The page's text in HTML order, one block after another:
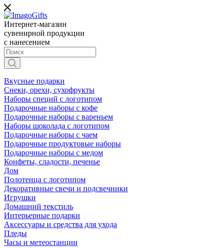
Интернет-магазин
сувенирной продукции
с нанесением
Вкусные подарки
Снеки, орехи, сухофрукты
Наборы специй с логотипом
Подарочные наборы с кофе
Подарочные наборы с вареньем
Наборы шоколада с логотипом
Подарочные наборы с чаем
Подарочные продуктовые наборы
Подарочные наборы с медом
Конфеты, сладости, печенье
Дом
Полотенца с логотипом
Декоративные свечи и подсвечники
Игрушки
Домашний текстиль
Интерьерные подарки
Аксессуары и средства для ухода
Пледы
Часы и метеостанции